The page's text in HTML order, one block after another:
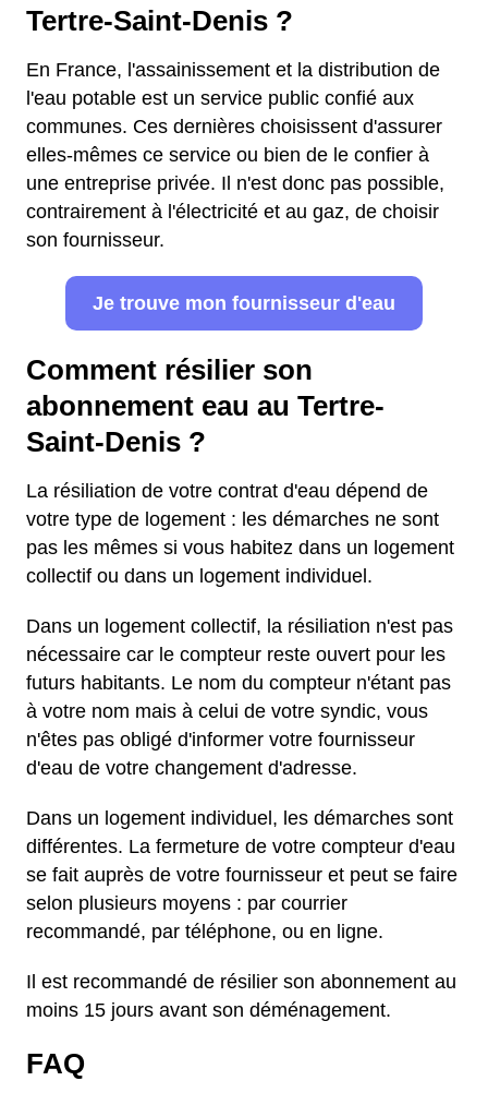
Tertre-Saint-Denis ?
En France, l'assainissement et la distribution de
l'eau potable est un service public confié aux
communes. Ces dernières choisissent d'assurer
elles-mêmes ce service ou bien de le confier à
une entreprise privée. Il n'est donc pas possible,
contrairement à l'électricité et au gaz, de choisir
son fournisseur.
Je trouve mon fournisseur d'eau
Comment résilier son
abonnement eau au Tertre-
Saint-Denis ?
La résiliation de votre contrat d'eau dépend de
votre type de logement : les démarches ne sont
pas les mêmes si vous habitez dans un logement
collectif ou dans un logement individuel.
Dans un logement collectif, la résiliation n'est pas
nécessaire car le compteur reste ouvert pour les
futurs habitants. Le nom du compteur n'étant pas
à votre nom mais à celui de votre syndic, vous
n'êtes pas obligé d'informer votre fournisseur
d'eau de votre changement d'adresse.
Dans un logement individuel, les démarches sont
différentes. La fermeture de votre compteur d'eau
se fait auprès de votre fournisseur et peut se faire
selon plusieurs moyens : par courrier
recommandé, par téléphone, ou en ligne.
Il est recommandé de résilier son abonnement au
moins 15 jours avant son déménagement.
FAQ